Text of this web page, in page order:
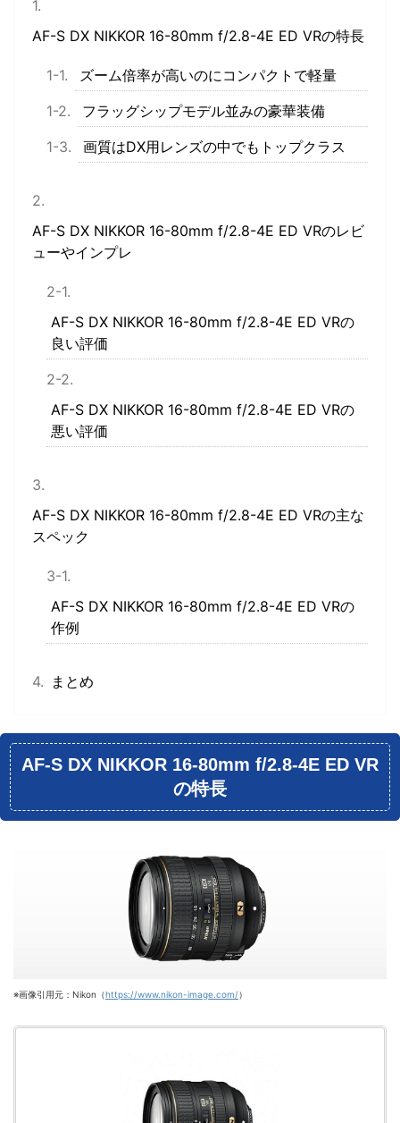
AF-S DX NIKKOR 16-80mm f/2.8-4E ED VRの特長
ズーム倍率が高いのにコンパクトで軽量
フラッグシップモデル並みの豪華装備
画質はDX用レンズの中でもトップクラス
AF-S DX NIKKOR 16-80mm f/2.8-4E ED VRのレビ
ューやインプレ
AF-S DX NIKKOR 16-80mm f/2.8-4E ED VRの
良い評価
AF-S DX NIKKOR 16-80mm f/2.8-4E ED VRの
悪い評価
AF-S DX NIKKOR 16-80mm f/2.8-4E ED VRの主な
スペック
AF-S DX NIKKOR 16-80mm f/2.8-4E ED VRの
作例
まとめ
AF-S DX NIKKOR 16-80mm f/2.8-4E ED VR
の特長
※画像引用元：Nikon（https://www.nikon-image.com/）